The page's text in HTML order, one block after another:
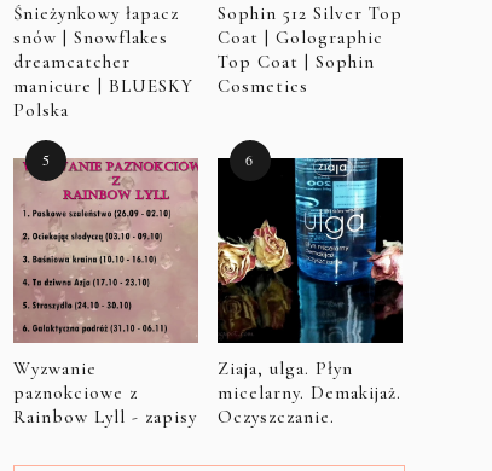
Śnieżynkowy łapacz
snów | Snowflakes
dreamcatcher
manicure | BLUESKY
Polska
Sophin 512 Silver Top
Coat | Golographic
Top Coat | Sophin
Cosmetics
Wyzwanie
paznokciowe z
Rainbow Lyll - zapisy
Ziaja, ulga. Płyn
micelarny. Demakijaż.
Oczyszczanie.